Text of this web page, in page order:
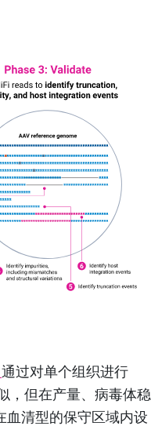
通过对单个组织进行
，但在产量、病毒体稳
血清型的保守区域内设